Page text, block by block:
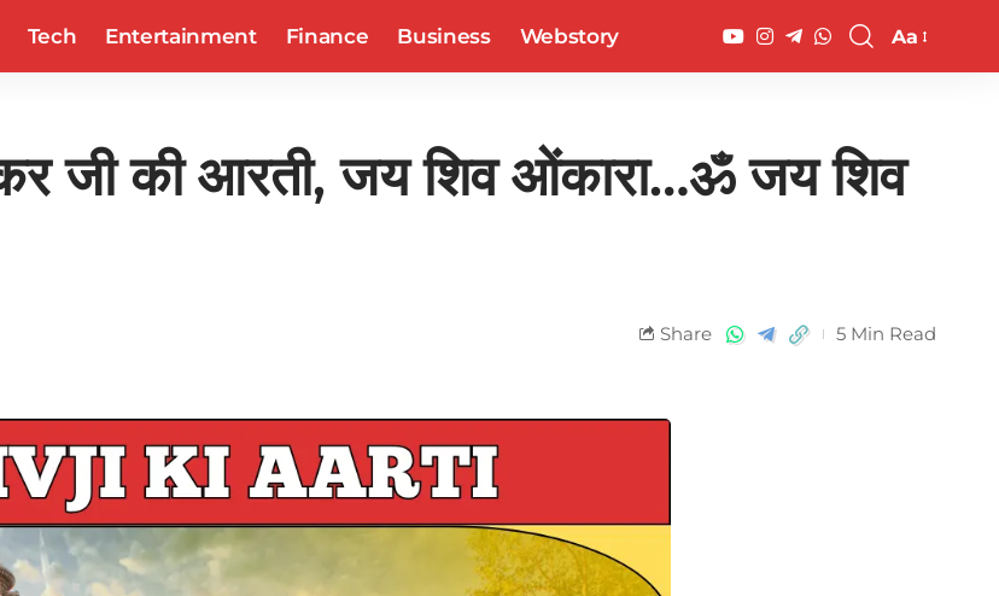
Tech Entertainment Finance Business Webstory Aa
की आरती, जय शिव ओंकारा…ॐ जय शिव
Share 5 Min Read